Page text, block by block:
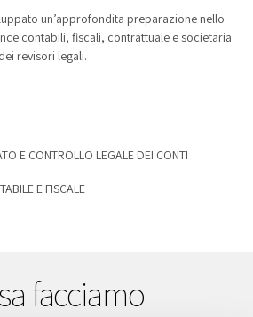
un’approfondita preparazione nello
contabili, fiscali, contrattuale e societaria
revisori legali.
E CONTROLLO LEGALE DEI CONTI
E FISCALE
facciamo